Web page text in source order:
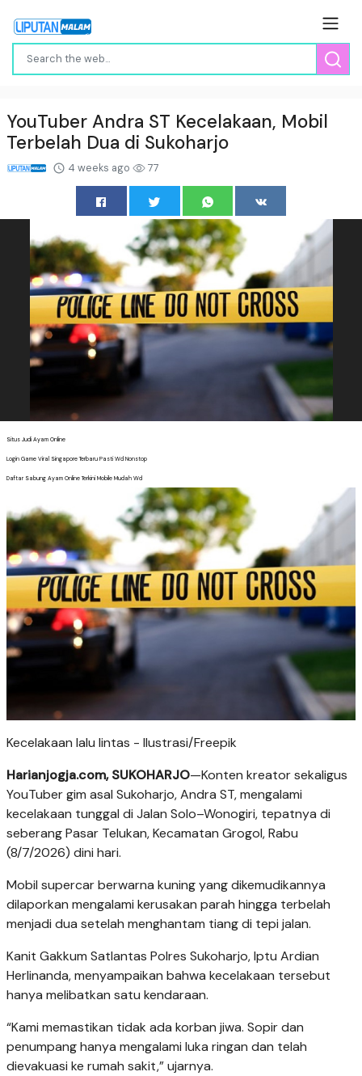
YouTuber Andra ST Kecelakaan, Mobil
Terbelah Dua di Sukoharjo
4 weeks ago 77
Situs Judi Ayam Online
Login Game Viral Singapore Terbaru Pasti Wd Nonstop
Daftar Sabung Ayam Online Terkini Mobile Mudah Wd
Kecelakaan lalu lintas - Ilustrasi/Freepik
Harianjogja.com, SUKOHARJO—Konten kreator sekaligus
YouTuber gim asal Sukoharjo, Andra ST, mengalami
kecelakaan tunggal di Jalan Solo–Wonogiri, tepatnya di
seberang Pasar Telukan, Kecamatan Grogol, Rabu
(8/7/2026) dini hari.
Mobil supercar berwarna kuning yang dikemudikannya
dilaporkan mengalami kerusakan parah hingga terbelah
menjadi dua setelah menghantam tiang di tepi jalan.
Kanit Gakkum Satlantas Polres Sukoharjo, Iptu Ardian
Herlinanda, menyampaikan bahwa kecelakaan tersebut
hanya melibatkan satu kendaraan.
“Kami memastikan tidak ada korban jiwa. Sopir dan
penumpang hanya mengalami luka ringan dan telah
dievakuasi ke rumah sakit,” ujarnya.